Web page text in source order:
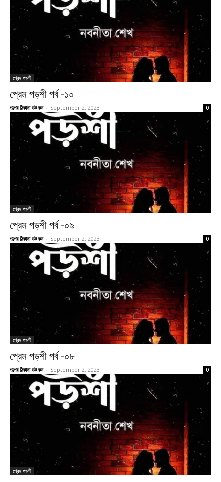
প্রেম পড়শী
প্রেম পড়শী পর্ব -১০
গল্পের ঠিকানা ডট কম - September 2, 2023 0
প্রেম পড়শী
প্রেম পড়শী পর্ব -০৯
গল্পের ঠিকানা ডট কম - September 2, 2023 0
প্রেম পড়শী
প্রেম পড়শী পর্ব -০৮
গল্পের ঠিকানা ডট কম - September 2, 2023 0
প্রেম পড়শী